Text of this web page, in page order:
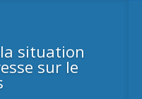
situation
sur le